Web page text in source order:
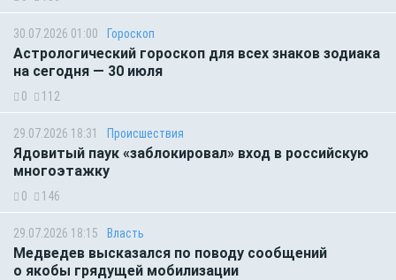
30.07.2026 01:00 Гороскоп
Астрологический гороскоп для всех знаков зодиака
на сегодня — 30 июля
0 112
29.07.2026 18:31 Происшествия
Ядовитый паук «заблокировал» вход в российскую
многоэтажку
0 146
29.07.2026 18:15 Власть
Медведев высказался по поводу сообщений
о якобы грядущей мобилизации